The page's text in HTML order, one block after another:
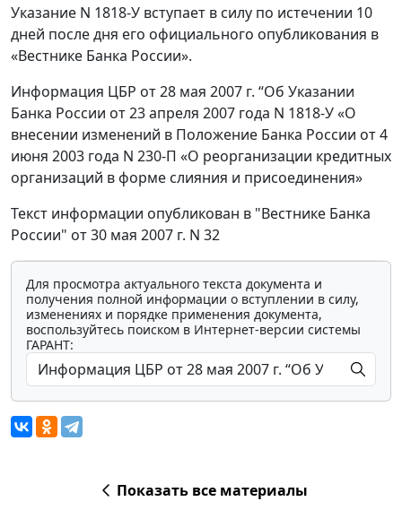
Указание N 1818-У вступает в силу по истечении 10
дней после дня его официального опубликования в
«Вестнике Банка России».
Информация ЦБР от 28 мая 2007 г. “Об Указании
Банка России от 23 апреля 2007 года N 1818-У «О
внесении изменений в Положение Банка России от 4
июня 2003 года N 230-П «О реорганизации кредитных
организаций в форме слияния и присоединения»
Текст информации опубликован в "Вестнике Банка
России" от 30 мая 2007 г. N 32
Для просмотра актуального текста документа и
получения полной информации о вступлении в силу,
изменениях и порядке применения документа,
воспользуйтесь поиском в Интернет-версии системы
ГАРАНТ:
Показать все материалы